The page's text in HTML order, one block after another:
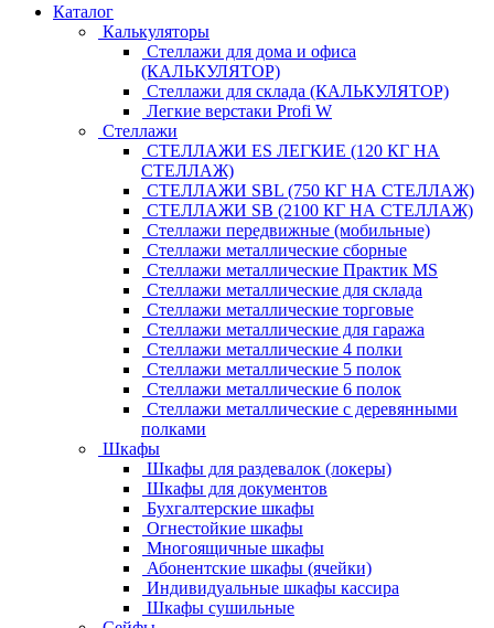
Каталог
Калькуляторы
Стеллажи для дома и офиса
(КАЛЬКУЛЯТОР)
Стеллажи для склада (КАЛЬКУЛЯТОР)
Легкие верстаки Profi W
Стеллажи
СТЕЛЛАЖИ ES ЛЕГКИЕ (120 КГ НА
СТЕЛЛАЖ)
СТЕЛЛАЖИ SBL (750 КГ НА СТЕЛЛАЖ)
СТЕЛЛАЖИ SB (2100 КГ НА СТЕЛЛАЖ)
Стеллажи передвижные (мобильные)
Стеллажи металлические сборные
Стеллажи металлические Практик MS
Стеллажи металлические для склада
Стеллажи металлические торговые
Стеллажи металлические для гаража
Стеллажи металлические 4 полки
Стеллажи металлические 5 полок
Стеллажи металлические 6 полок
Стеллажи металлические с деревянными
полками
Шкафы
Шкафы для раздевалок (локеры)
Шкафы для документов
Бухгалтерские шкафы
Огнестойкие шкафы
Многоящичные шкафы
Абонентские шкафы (ячейки)
Индивидуальные шкафы кассира
Шкафы сушильные